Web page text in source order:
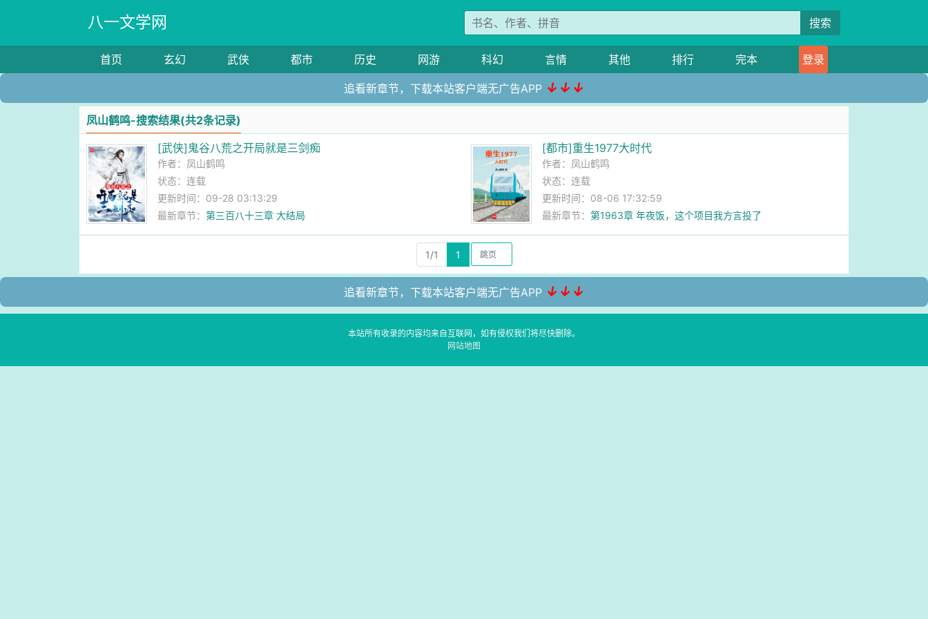
八一文学网 搜索
首页 玄幻 武侠 都市 历史 网游 科幻 言情 其他 排行 完本 登录
追看新章节，下载本站客户端无广告APP ↓↓↓
凤山鹤鸣-搜索结果(共2条记录)
[武侠]鬼谷八荒之开局就是三剑痴
作者： 凤山鹤鸣
状态：连载
更新时间：09-28 03:13:29
最新章节：第三百八十三章 大结局
[都市]重生1977大时代
作者： 凤山鹤鸣
状态：连载
更新时间：08-06 17:32:59
最新章节： 第1963章 年夜饭，这个项目我方言投了
1/1 1
追看新章节，下载本站客户端无广告APP ↓↓↓
本站所有收录的内容均来自互联网，如有侵权我们将尽快删除。
网站地图